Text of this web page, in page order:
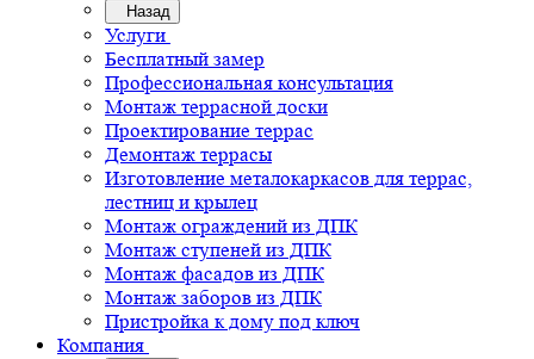
Назад
Услуги
Бесплатный замер
Профессиональная консультация
Монтаж террасной доски
Проектирование террас
Демонтаж террасы
Изготовление металокаркасов для террас,
лестниц и крылец
Монтаж ограждений из ДПК
Монтаж ступеней из ДПК
Монтаж фасадов из ДПК
Монтаж заборов из ДПК
Пристройка к дому под ключ
Компания